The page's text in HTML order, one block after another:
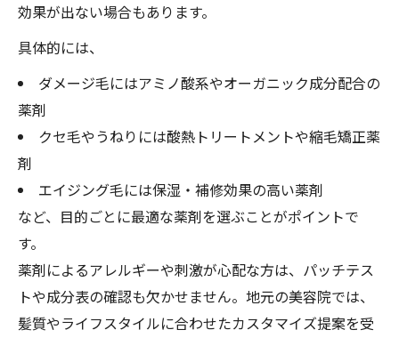
効果が出ない場合もあります。
具体的には、
ダメージ毛にはアミノ酸系やオーガニック成分配合の
薬剤
クセ毛やうねりには酸熱トリートメントや縮毛矯正薬
剤
エイジング毛には保湿・補修効果の高い薬剤
など、目的ごとに最適な薬剤を選ぶことがポイントで
す。
薬剤によるアレルギーや刺激が心配な方は、パッチテス
トや成分表の確認も欠かせません。地元の美容院では、
髪質やライフスタイルに合わせたカスタマイズ提案を受